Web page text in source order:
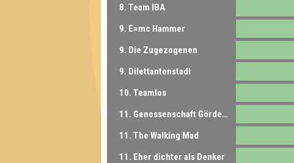
8. Team IBA
9. E=mc Hammer
9. Die Zugezogenen
9. Dilettantenstadl
10. Teamlos
11. Genossenschaft Gördener Gelegenheitstrinker
11. The Walking Mad
11. Eher dichter als Denker